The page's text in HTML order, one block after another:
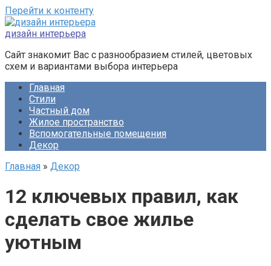
Перейти к контенту
дизайн интерьера
Сайт знакомит Вас с разнообразием стилей, цветовых
схем и вариантами выбора интерьера
Главная
Стили
Частный дом
Жилое пространство
Вспомогательные помещения
Декор
Главная » Декор
12 ключевых правил, как
сделать свое жилье
уютным